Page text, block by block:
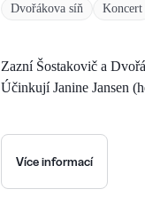
Dvořákova síň Koncert
Zazní Šostakovič a
Účinkují Janine Jansen
Více informací